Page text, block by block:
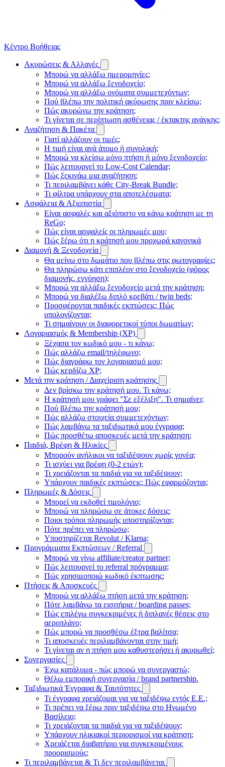
Κέντρο Βοήθειας
Ακυρώσεις & Αλλαγές
Μπορώ να αλλάξω ημερομηνίες;
Μπορώ να αλλάξω ξενοδοχείο;
Μπορώ να αλλάξω ονόματα συμμετεχόντων;
Πού βλέπω την πολιτική ακύρωσης πριν κλείσω;
Πώς ακυρώνω την κράτηση;
Τι γίνεται σε περίπτωση ασθένειας / έκτακτης ανάγκης;
Αναζήτηση & Πακέτα
Γιατί αλλάζουν οι τιμές;
Η τιμή είναι ανά άτομο ή συνολική;
Μπορώ να κλείσω μόνο πτήση ή μόνο ξενοδοχείο;
Πώς λειτουργεί το Low-Cost Calendar;
Πώς ξεκινάω μια αναζήτηση;
Τι περιλαμβάνει κάθε City-Break Bundle;
Τι φίλτρα υπάρχουν στα αποτελέσματα;
Ασφάλεια & Αξιοπιστία
Είναι ασφαλές και αξιόπιστο να κάνω κράτηση με τη
ReGo;
Πώς είναι ασφαλείς οι πληρωμές μου;
Πώς ξέρω ότι η κράτησή μου προχωρά κανονικά
Διαμονή & Ξενοδοχεία
Θα μείνω στο δωμάτιο που βλέπω στις φωτογραφίες;
Θα πληρώσω κάτι επιπλέον στο ξενοδοχείο (φόρος
διαμονής, εγγύηση);
Μπορώ να αλλάξω ξενοδοχείο μετά την κράτηση;
Μπορώ να διαλέξω διπλό κρεβάτι / twin beds;
Προσφέρονται παιδικές εκπτώσεις; Πώς
υπολογίζονται;
Τι σημαίνουν οι διαφορετικοί τύποι δωματίων;
Λογαριασμός & Membership (XP)
Ξέχασα τον κωδικό μου - τι κάνω;
Πώς αλλάζω email/τηλέφωνο;
Πώς διαγράφω τον λογαριασμό μου;
Πώς κερδίζω XP;
Μετά την κράτηση / Διαχείριση κράτησης
Δεν βρίσκω την κράτησή μου. Τι κάνω;
Η κράτησή μου γράφει "Σε εξέλιξη". Τι σημαίνει;
Πού βλέπω την κράτησή μου;
Πώς αλλάζω στοιχεία συμμετεχόντων;
Πώς λαμβάνω τα ταξιδιωτικά μου έγγραφα;
Πώς προσθέτω αποσκευές μετά την κράτηση;
Παιδιά, Βρέφη & Ηλικίες
Μπορούν ανήλικοι να ταξιδέψουν χωρίς γονέα;
Τι ισχύει για βρέφη (0-2 ετών);
Τι χρειάζονται τα παιδιά για να ταξιδέψουν;
Υπάρχουν παιδικές εκπτώσεις; Πώς εφαρμόζονται;
Πληρωμές & Δόσεις
Μπορεί να εκδοθεί τιμολόγιο;
Μπορώ να πληρώσω σε άτοκες δόσεις;
Ποιοι τρόποι πληρωμής υποστηρίζονται;
Πότε πρέπει να πληρώσω;
Υποστηρίζεται Revolut / Klarna;
Προγράμματα Εκπτώσεων / Referral
Μπορώ να γίνω affiliate/creator partner;
Πώς λειτουργεί το referral πρόγραμμα;
Πώς χρησιμοποιώ κωδικό έκπτωσης;
Πτήσεις & Αποσκευές
Μπορώ να αλλάξω πτήση μετά την κράτηση;
Πότε λαμβάνω τα εισιτήρια / boarding passes;
Πώς επιλέγω συγκεκριμένες ή διπλανές θέσεις στο
αεροπλάνο;
Πώς μπορώ να προσθέσω έξτρα βαλίτσα;
Τι αποσκευές περιλαμβάνονται στην τιμή;
Τι γίνεται αν η πτήση μου καθυστερήσει ή ακυρωθεί;
Συνεργασίες
Έχω κατάλυμα - πώς μπορώ να συνεργαστώ;
Θέλω εμπορική συνεργασία / brand partnership.
Ταξιδιωτικά Έγγραφα & Ταυτότητες
Τι έγγραφα χρειάζομαι για να ταξιδέψω εντός Ε.Ε.;
Τι πρέπει να ξέρω πριν ταξιδέψω στο Ηνωμένο
Βασίλειο;
Τι χρειάζονται τα παιδιά για να ταξιδέψουν;
Υπάρχουν ηλικιακοί περιορισμοί για κράτηση;
Χρειάζεται διαβατήριο για συγκεκριμένους
προορισμούς;
Τι περιλαμβάνεται & Τι δεν περιλαμβάνεται